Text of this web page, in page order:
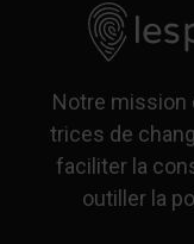
Notre mission
trices de
faciliter la
outiller la